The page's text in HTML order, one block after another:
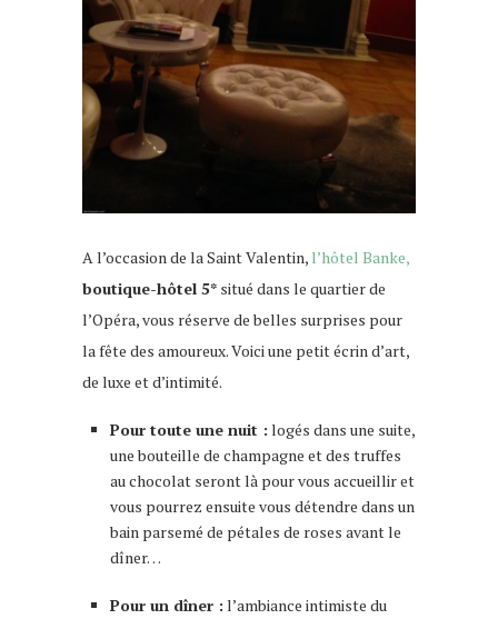
A l’occasion de la Saint Valentin, l’hôtel Banke,
boutique-hôtel 5* situé dans le quartier de
l’Opéra, vous réserve de belles surprises pour
la fête des amoureux. Voici une petitécrin d’art,
de luxe et d’intimité.
Pour toute une nuit : logés dans une suite,
une bouteille de champagne et des truffes
au chocolat seront là pour vous accueillir et
vous pourrez ensuite vous détendre dans un
bain parsemé de pétales de roses avant le
dîner…
Pour un dîner : l’ambiance intimiste du